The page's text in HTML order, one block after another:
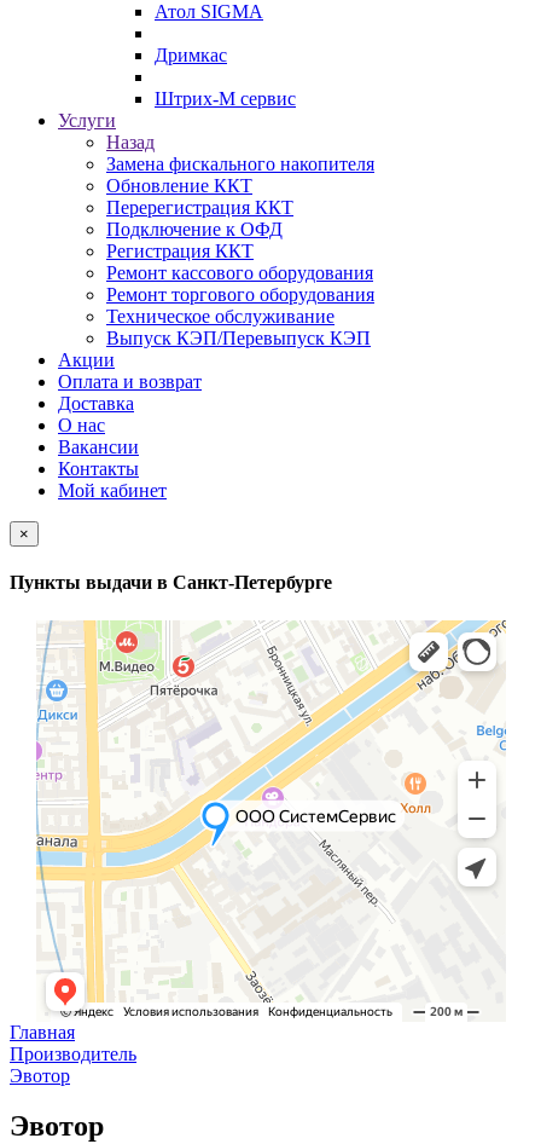
Атол SIGMA
Дримкас
Штрих-М сервис
Услуги
Назад
Замена фискального накопителя
Обновление ККТ
Перерегистрация ККТ
Подключение к ОФД
Регистрация ККТ
Ремонт кассового оборудования
Ремонт торгового оборудования
Техническое обслуживание
Выпуск КЭП/Перевыпуск КЭП
Акции
Оплата и возврат
Доставка
О нас
Вакансии
Контакты
Мой кабинет
×
Пункты выдачи в Санкт-Петербурге
Главная
Производитель
Эвотор
Эвотор